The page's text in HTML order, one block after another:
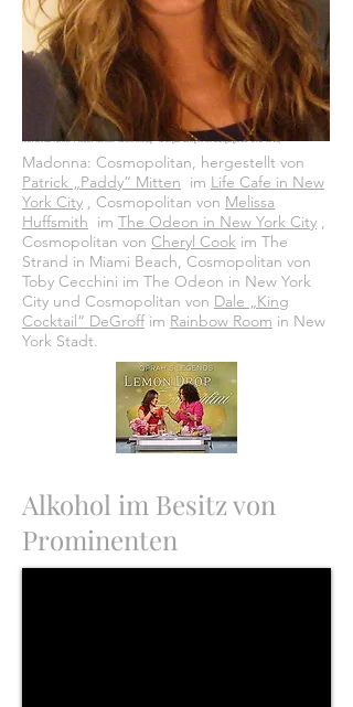
Andres Useche Namensnennung – Weitergabe unter gleichen Bedingungen 2.0(CC BY-NC 2.0)
Madonna: Cosmopolitan, hergestellt von
Patrick „Paddy“ Mitten im Life Cafe in New
York City , Cosmopolitan von Melissa
Huffsmith im The Odeon in New York City ,
Cosmopolitan von Cheryl Cook im The
Strand in Miami Beach, Cosmopolitan von
Toby Cecchini im The Odeon in New York
City und Cosmopolitan von Dale „King
Cocktail“ DeGroffim Rainbow Room in New
York Stadt.
Alkohol im Besitz von
Prominenten